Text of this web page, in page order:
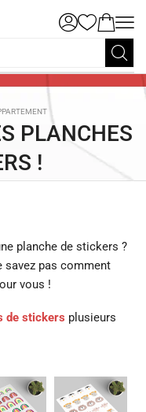
PLANCHES
!
planche de stickers ?
savez pas comment
vous !
de stickers plusieurs